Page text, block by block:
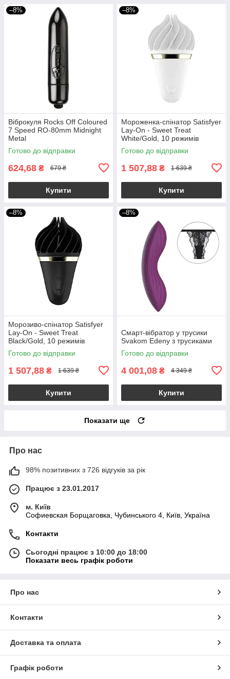
–8%
Віброкуля Rocks Off Coloured
7 Speed ​​RO-80mm Midnight
Metal
Готово до відправки
624,68 ₴ 679 ₴
Купити
–8%
Мороженка-спінатор Satisfyer
Lay-On - Sweet Treat
White/Gold, 10 режимів
роботи, водонепроникний
Готово до відправки
1 507,88 ₴ 1 639 ₴
Купити
–8%
Морозиво-спінатор Satisfyer
Lay-On - Sweet Treat
Black/Gold, 10 режимів
роботи, водонепроникний
Готово до відправки
1 507,88 ₴ 1 639 ₴
Купити
–8%
Смарт-вібратор у трусики
Svakom Edeny з трусиками
Готово до відправки
4 001,08 ₴ 4 349 ₴
Купити
Показати ще
Про нас
98% позитивних з 726 відгуків за рік
Працює з 23.01.2017
м. Київ
Софиевская Борщаговка, Чубинського 4, Київ, Україна
Контакти
Сьогодні працює з 10:00 до 18:00
Показати весь графік роботи
Про нас
Контакти
Доставка та оплата
Графік роботи